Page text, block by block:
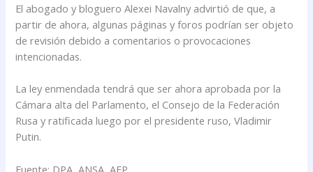
El abogado y bloguero Alexei Navalny advirtió de que, a
partir de ahora, algunas páginas y foros podrían ser objeto
de revisión debido a comentarios o provocaciones
intencionadas.
La ley enmendada tendrá que ser ahora aprobada por la
Cámara alta del Parlamento, el Consejo de la Federación
Rusa y ratificada luego por el presidente ruso, Vladimir
Putin.
Fuente: DPA, ANSA, AFP